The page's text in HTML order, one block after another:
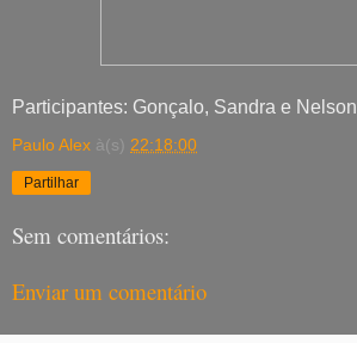
Participantes: Gonçalo, Sandra e Nelson
Paulo Alex à(s) 22:18:00
Partilhar
Sem comentários:
Enviar um comentário